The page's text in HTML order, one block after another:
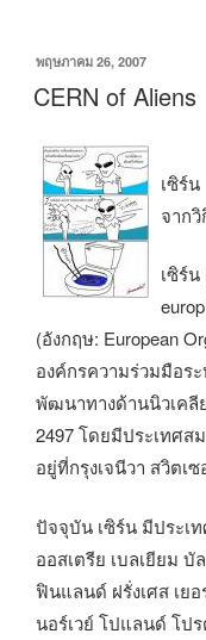
เขียน
ที่
พฤษภาคม 26, 2007
CERN of Aliens
เซิร์น
จาก
เซิร์
(อังกฤษ: European
องค์กรความร่วมมือร
พัฒนาทางด้านนิวเคลี
2497 โดยมีประเทศส
อยู่ที่กรุงเจนีวา สวิตเ
ปัจจุบัน เซิร์น มีประเ
ออสเตรีย เบลเยียม บั
ฟินแลนด์ ฝรั่งเศส เย
นอร์เวย์ โปแลนด์ โปร